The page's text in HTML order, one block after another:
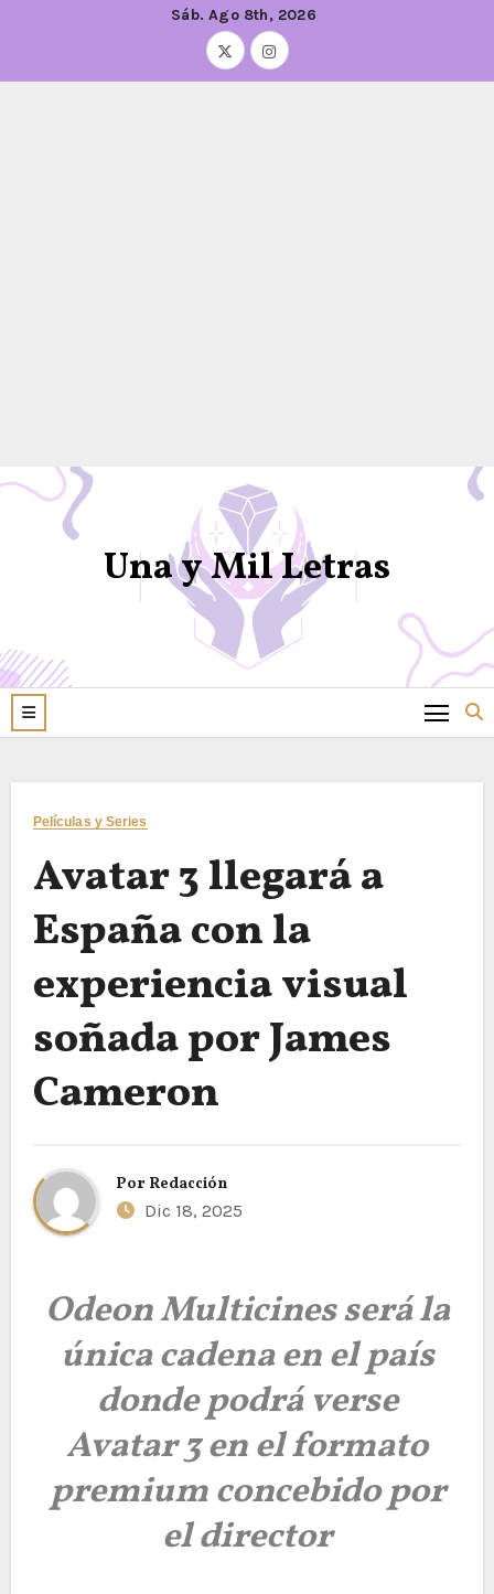
Sáb. Ago 8th, 2026
Una y Mil Letras
Películas y Series
Avatar 3 llegará a
España con la
experiencia visual
soñada por James
Cameron
Por Redacción
Dic 18, 2025
Odeon Multicines será la
única cadena en el país
donde podrá verse
Avatar 3 en el formato
premium concebido por
el director